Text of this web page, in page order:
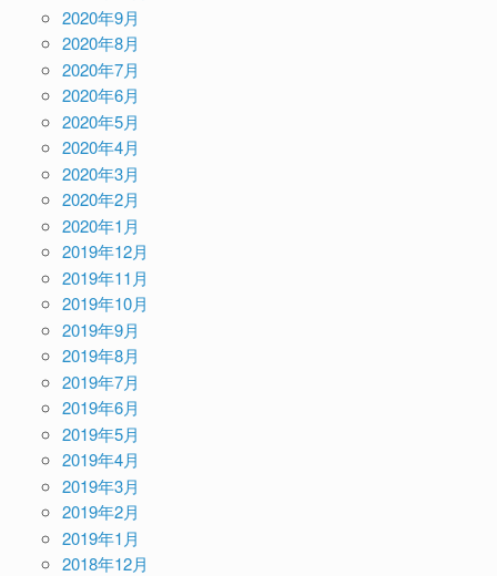
2020年9月
2020年8月
2020年7月
2020年6月
2020年5月
2020年4月
2020年3月
2020年2月
2020年1月
2019年12月
2019年11月
2019年10月
2019年9月
2019年8月
2019年7月
2019年6月
2019年5月
2019年4月
2019年3月
2019年2月
2019年1月
2018年12月